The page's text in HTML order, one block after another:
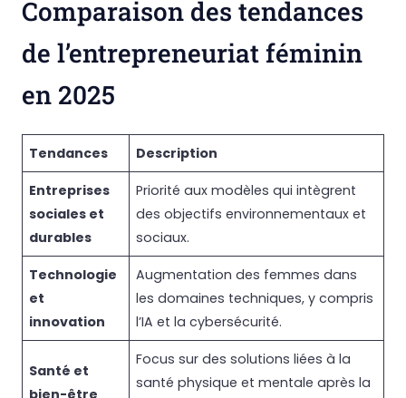
Comparaison des tendances
de l’entrepreneuriat féminin
en 2025
Tendances Description
Entreprises
sociales et
durables
Priorité aux modèles qui intègrent
des objectifs environnementaux et
sociaux.
Technologie
et
innovation
Augmentation des femmes dans
les domaines techniques, y compris
l’IA et la cybersécurité.
Santé et
Focus sur des solutions liées à la
santé physique et mentale après la